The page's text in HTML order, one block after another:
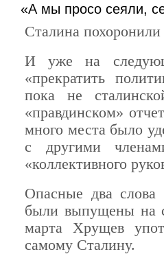
«А мы просо сеяли,
Сталина похоронили
И уже на
«прекратить
пока не
«правдинском»
много места было
с другими
«коллективного
Опасные два слова
были выпущены на
марта Хрущев
самому Сталину.